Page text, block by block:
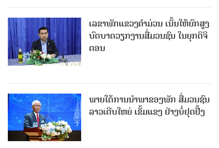
ເລຂາພັກແຂວງຄໍາມ່ວນ ເນັ້ນໃຫ້ຍົກສູງ
ບົດບາດວຽກງານສື່ມວນຊົນ ໃນຍຸກດິຈິ
ຕອນ
ພາຍໃຕ້ການນໍາພາຂອງພັກ ສື່ມວນຊົນ
ລາວເຕີບໃຫຍ່ ເຂັ້ມແຂງ ຢ່າງບໍ່ຢຸດຢັ້ງ